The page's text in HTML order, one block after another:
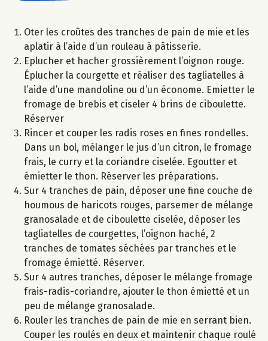
Oter les croûtes des tranches de pain de mie et les
aplatir à l’aide d’un rouleau à pâtisserie.
Eplucher et hacher grossièrement l’oignon rouge.
Éplucher la courgette et réaliser des tagliatelles à
l’aide d’une mandoline ou d’un économe. Emietter le
fromage de brebis et ciseler 4 brins de ciboulette.
Réserver
Rincer et couper les radis roses en fines rondelles.
Dans un bol, mélanger le jus d’un citron, le fromage
frais, le curry et la coriandre ciselée. Egoutter et
émietter le thon. Réserver les préparations.
Sur 4 tranches de pain, déposer une fine couche de
houmous de haricots rouges, parsemer de mélange
granosalade et de ciboulette ciselée, déposer les
tagliatelles de courgettes, l’oignon haché, 2
tranches de tomates séchées par tranches et le
fromage émietté. Réserver.
Sur 4 autres tranches, déposer le mélange fromage
frais-radis-coriandre, ajouter le thon émietté et un
peu de mélange granosalade.
Rouler les tranches de pain de mie en serrant bien.
Couper les roulés en deux et maintenir chaque roulé